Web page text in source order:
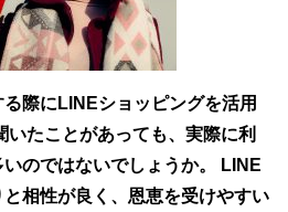
際にLINEショッピングを活用
いたことがあっても、実際に利
のではないでしょうか。 LINE
相性が良く、恩恵を受けやすい